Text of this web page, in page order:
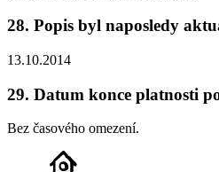
28. Popis byl naposledy
13.10.2014
29. Datum konce platnosti
Bez časového omezení.